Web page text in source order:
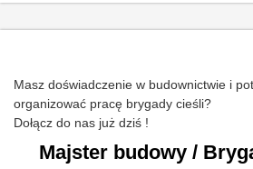
Masz doświadczenie w budownictwie i
organizować pracę brygady cieśli?
Dołącz do nas już dziś !
Majster budowy /